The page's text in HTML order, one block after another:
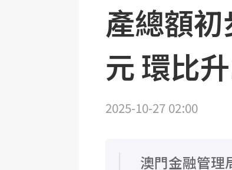
產總額
元 環比
2025-10-27 02:00
澳門金融管理